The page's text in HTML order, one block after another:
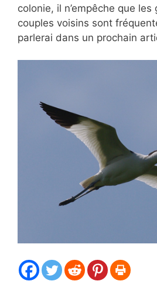
colonie, il n’empêche que
couples voisins sont
parlerai dans un prochain